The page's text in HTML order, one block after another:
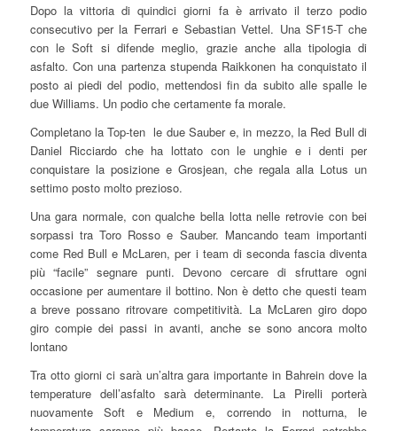
Dopo la vittoria di quindici giorni fa è arrivato il terzo podio
consecutivo per la Ferrari e Sebastian Vettel. Una SF15-T che
con le Soft si difende meglio, grazie anche alla tipologia di
asfalto. Con una partenza stupenda Raikkonen ha conquistato il
posto ai piedi del podio, mettendosi fin da subito alle spalle le
due Williams. Un podio che certamente fa morale.
Completano la Top-ten le due Sauber e, in mezzo, la Red Bull di
Daniel Ricciardo che ha lottato con le unghie e i denti per
conquistare la posizione e Grosjean, che regala alla Lotus un
settimo posto molto prezioso.
Una gara normale, con qualche bella lotta nelle retrovie con bei
sorpassi tra Toro Rosso e Sauber. Mancando team importanti
come Red Bull e McLaren, per i team di seconda fascia diventa
più “facile” segnare punti. Devono cercare di sfruttare ogni
occasione per aumentare il bottino. Non è detto che questi team
a breve possano ritrovare competitività. La McLaren giro dopo
giro compie dei passi in avanti, anche se sono ancora molto
lontano
Tra otto giorni ci sarà un’altra gara importante in Bahrein dove la
temperature dell’asfalto sarà determinante. La Pirelli porterà
nuovamente Soft e Medium e, correndo in notturna, le